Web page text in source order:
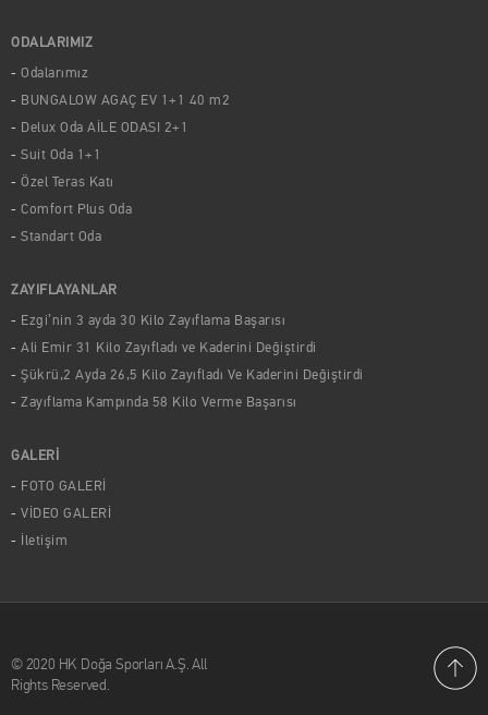
ODALARIMIZ
Odalarımız
BUNGALOW AGAÇ EV 1+1 40 m2
Delux Oda AİLE ODASI 2+1
Suit Oda 1+1
Özel Teras Katı
Comfort Plus Oda
Standart Oda
ZAYIFLAYANLAR
Ezgi’nin 3 ayda 30 Kilo Zayıflama Başarısı
Ali Emir 31 Kilo Zayıfladı ve Kaderini Değiştirdi
Şükrü,2 Ayda 26,5 Kilo Zayıfladı Ve Kaderini Değiştirdi
Zayıflama Kampında 58 Kilo Verme Başarısı
GALERİ
FOTO GALERİ
VİDEO GALERİ
İletişim
© 2020 HK Doğa Sporları A.Ş. All
Rights Reserved.